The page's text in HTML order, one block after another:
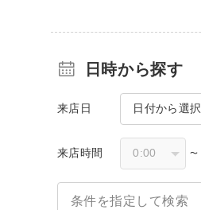
日時から探す
来店日 日付から選択
来店時間 〜
条件を指定して検索